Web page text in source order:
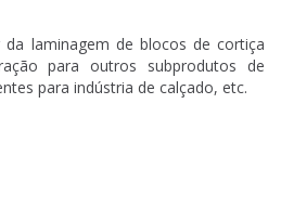
da laminagem de blocos de cortiça
para outros subprodutos de
para indústria de calçado, etc.